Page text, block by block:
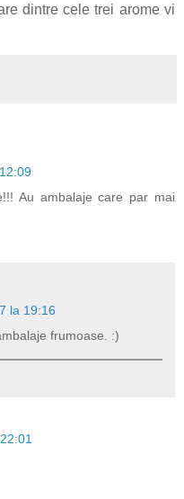
dintre cele trei arome vi
Au ambalaje care par mai
la 19:16
frumoase. :)